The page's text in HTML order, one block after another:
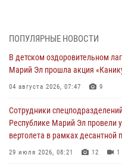
04 августа 2026, 06:46
В Йошкар-Оле для сотрудников
антикоррупционной тематике
04 августа 2026, 06:06 2
Генерал-полковник Юрий
молодёжном образовательном
03 августа 2026, 07:46
ПОПУЛЯРНЫЕ НОВОСТИ
В детском оздоровительном
Марий Эл прошла акция
04 августа 2026, 07:47 9
Сотрудники
Республике Марий Эл провели
вертолета в рамках десантной
29 июля 2026, 08:21 12 1